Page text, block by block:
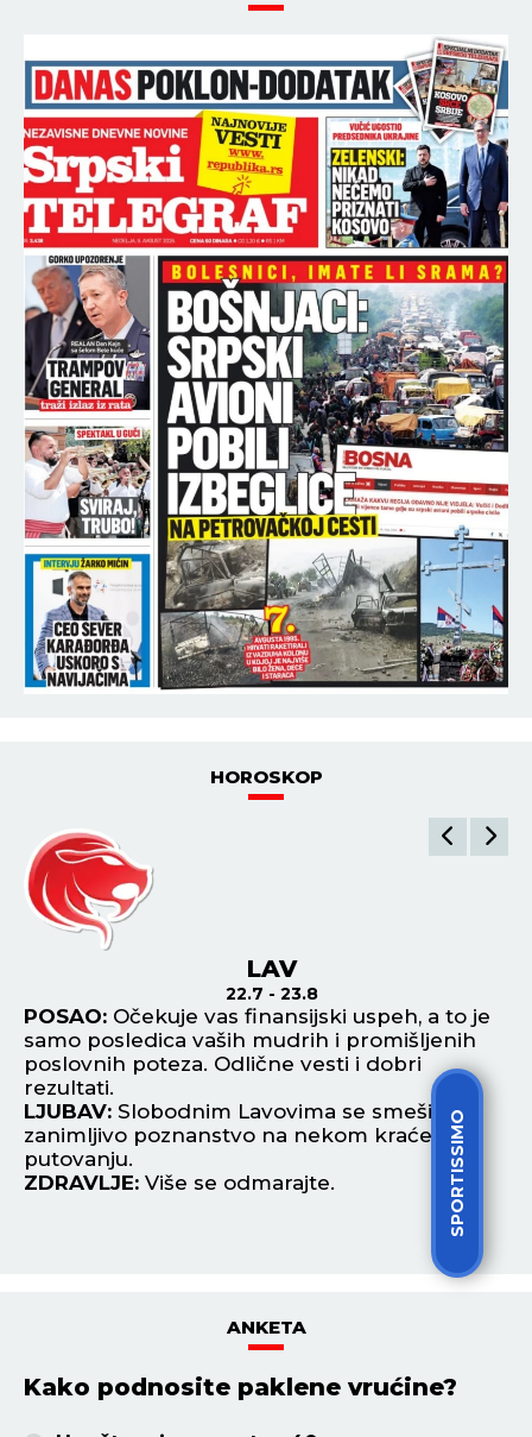
SPORTISSIMO
HOROSKOP
LAV
22.7 - 23.8
POSAO: Očekuje vas finansijski uspeh, a to je
samo posledica vaših mudrih i promišljenih
poslovnih poteza. Odlične vesti i dobri
rezultati.
LJUBAV: Slobodnim Lavovima se smeši
zanimljivo poznanstvo na nekom kraćem
putovanju.
ZDRAVLJE: Više se odmarajte.
ANKETA
Kako podnosite paklene vrućine?